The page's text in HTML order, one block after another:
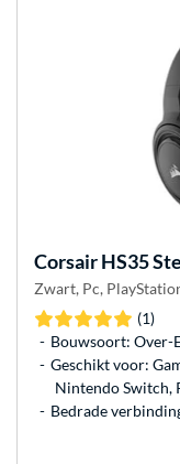
CorsairHS35
Zwart, Pc,
(1)
Bouwsoort: Over-
Geschikt voor:
Nintendo Switch,
Bedrade